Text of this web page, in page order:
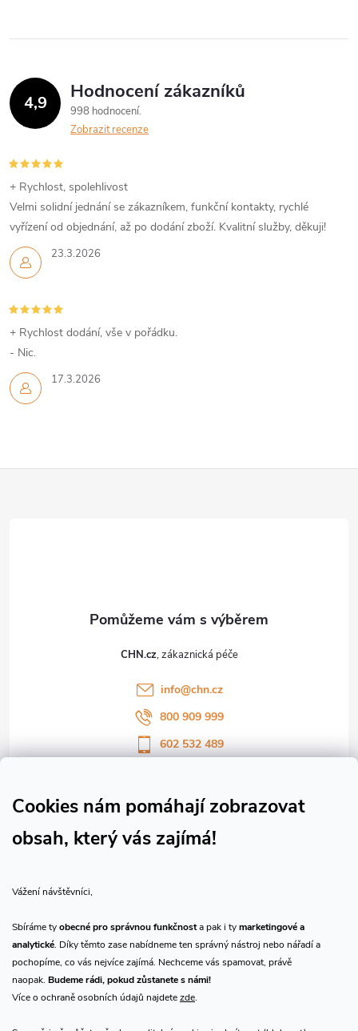
Cookies nám pomáhají zobrazovat
obsah, který vás zajímá!
Vážení návštěvníci,
Sbíráme tyobecné pro správnou funkčnosta pak i tymarketingové a
analytické. Díky těmto zase nabídneme ten správný nástroj nebo nářadí a
pochopíme, co vás nejvíce zajímá. Nechceme vás spamovat, právě
naopak. Budeme rádi, pokud zůstanete s námi!
Více o ochraně osobních údajů najdetezde.
l
d
a
c
í
p
r
k
y
v
4,9 Hodnocení zákazníků
998 hodnocení
Zobrazit recenze
23.3.2026
+ Rychlost, spolehlivost
Velmi solidní jednání se zákazníkem, funkční kontakty, rychlé
vyřízení od objednání, až po dodání zboží. Kvalitní služby, děkuji!
17.3.2026
+ Rychlost dodání, vše v pořádku.
- Nic.
CHN.cz
info@chn.cz
800 909 999
602 532 489
Sledujte náš vlog CHN_CZ
Přijímáme online platby